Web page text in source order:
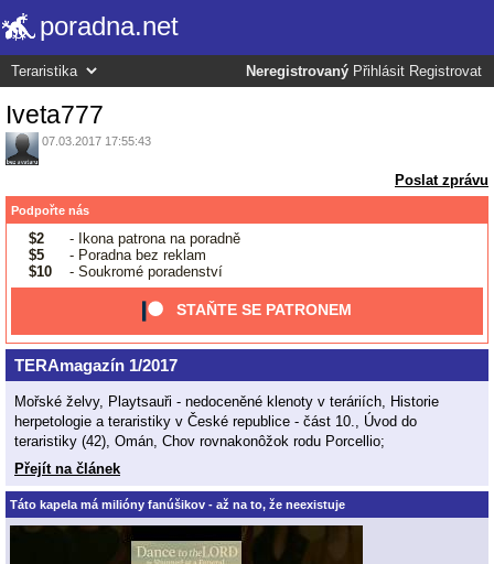
poradna.net
Neregistrovaný Přihlásit Registrovat
Iveta777
07.03.2017 17:55:43
Poslat zprávu
Podpořte nás
$2
- Ikona patrona na poradně
$5
- Poradna bez reklam
$10
- Soukromé poradenství
STAŇTE SE PATRONEM
TERAmagazín 1/2017
Mořské želvy, Playtsauři - nedoceněné klenoty v teráriích, Historie
herpetologie a teraristiky v České republice - část 10., Úvod do
teraristiky (42), Omán, Chov rovnakonôžok rodu Porcellio;
Přejít na článek
Táto kapela má milióny fanúšikov - až na to, že neexistuje